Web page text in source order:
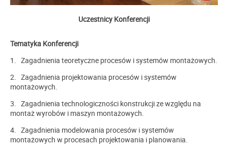
Uczestnicy Konferencji
Tematyka Konferencji
1. Zagadnienia teoretyczne procesów i systemów montażowych.
2. Zagadnienia projektowania procesów i systemów
montażowych.
3. Zagadnienia technologiczności konstrukcji ze względu na
montaż wyrobów i maszyn montażowych.
4. Zagadnienia modelowania procesów i systemów
montażowych w procesach projektowania i planowania.